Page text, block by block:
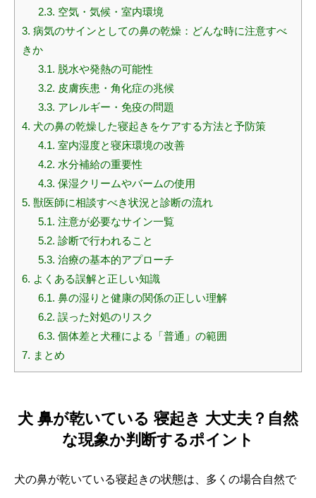
2.3. 空気・気候・室内環境
3. 病気のサインとしての鼻の乾燥：どんな時に注意すべ
きか
3.1. 脱水や発熱の可能性
3.2. 皮膚疾患・角化症の兆候
3.3. アレルギー・免疫の問題
4. 犬の鼻の乾燥した寝起きをケアする方法と予防策
4.1. 室内湿度と寝床環境の改善
4.2. 水分補給の重要性
4.3. 保湿クリームやバームの使用
5. 獣医師に相談すべき状況と診断の流れ
5.1. 注意が必要なサイン一覧
5.2. 診断で行われること
5.3. 治療の基本的アプローチ
6. よくある誤解と正しい知識
6.1. 鼻の湿りと健康の関係の正しい理解
6.2. 誤った対処のリスク
6.3. 個体差と犬種による「普通」の範囲
7. まとめ
犬 鼻が乾いている 寝起き 大丈夫？自然
な現象か判断するポイント
犬の鼻が乾いている寝起きの状態は、多くの場合自然で